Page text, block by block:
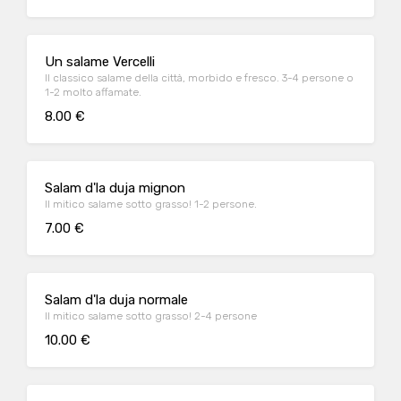
Un salame Vercelli
Il classico salame della città, morbido e fresco. 3-4 persone o
1-2 molto affamate.
8.00 €
Salam d'la duja mignon
Il mitico salame sotto grasso! 1-2 persone.
7.00 €
Salam d'la duja normale
Il mitico salame sotto grasso! 2-4 persone
10.00 €